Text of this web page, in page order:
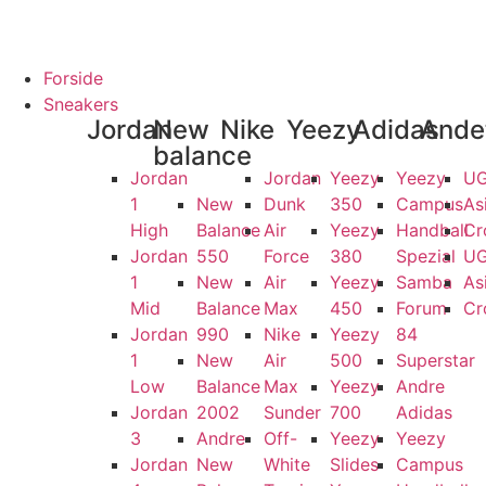
Forside
Sneakers
Jordan
Jordan
1
High
Jordan
1
Mid
Jordan
1
Low
Jordan
3
Jordan
New
balance
New
Balance
550
New
Balance
990
New
Balance
2002
Andre
New
Nike
Jordan
Dunk
Air
Force
Air
Max
Nike
Air
Max
Sunder
Off-
White
Yeezy
Yeezy
350
Yeezy
380
Yeezy
450
Yeezy
500
Yeezy
700
Yeezy
Slides
Adidas
Yeezy
Campus
Handball
Spezial
Samba
Forum
84
Superstar
Andre
Adidas
Yeezy
Campus